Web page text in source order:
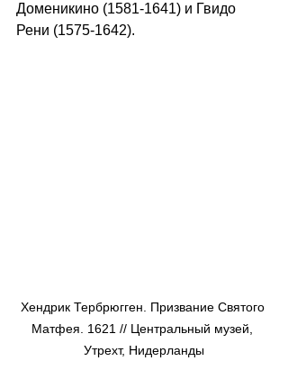
Доменикино (1581-1641) и Гвидо
Рени (1575-1642).
Хендрик Тербрюгген. Призвание Святого
Матфея. 1621 // Центральный музей,
Утрехт, Нидерланды